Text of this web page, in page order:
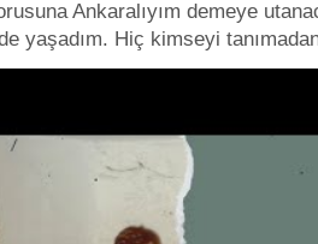
Ankaralıyım demeye
yaşadım. Hiç kimseyi